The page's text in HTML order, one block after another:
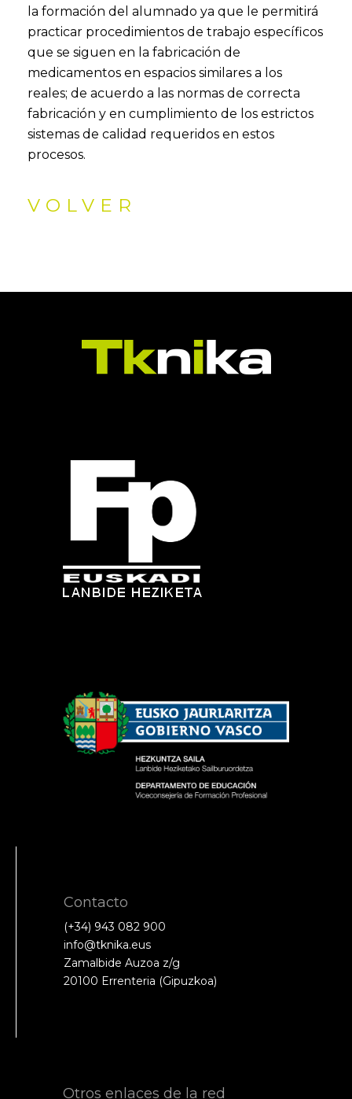
la formación del alumnado ya que le permitirá
practicar procedimientos de trabajo específicos
que se siguen en la fabricación de
medicamentos en espacios similares a los
reales; de acuerdo a las normas de correcta
fabricación y en cumplimiento de los estrictos
sistemas de calidad requeridos en estos
procesos.
VOLVER
Contacto
(+34) 943 082 900
info@tknika.eus
Zamalbide Auzoa z/g
20100 Errenteria (Gipuzkoa)
Otros enlaces de la red